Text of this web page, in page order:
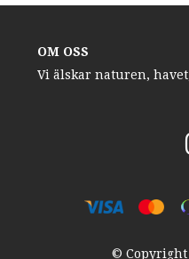
OM OSS
Vi älskar naturen,
© Copyright